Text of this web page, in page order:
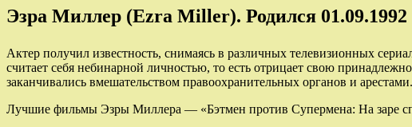
Эзра Миллер (Ezra Miller). Родился 01.09.1992
Актер получил известность, снимаясь в различных телевизионных
считает себя небинарной личностью, то есть отрицает свою
заканчивались вмешательством правоохранительных органов и арестами.
Лучшие фильмы Эзры Миллера — «Бэтмен против Супермена: На заре